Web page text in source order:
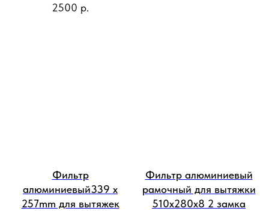
2500 р.
Фильтр
алюминиевый339 x
257mm для вытяжек
Фильтр алюминиевый
рамочный для вытяжки
510х280х8 2 замка